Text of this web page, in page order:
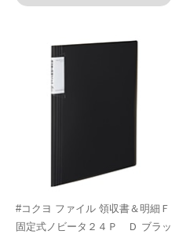
#コクヨ ファイル 領収書＆明細Ｆ
固定式ノビータ２４Ｐ Ｄ ブラッ